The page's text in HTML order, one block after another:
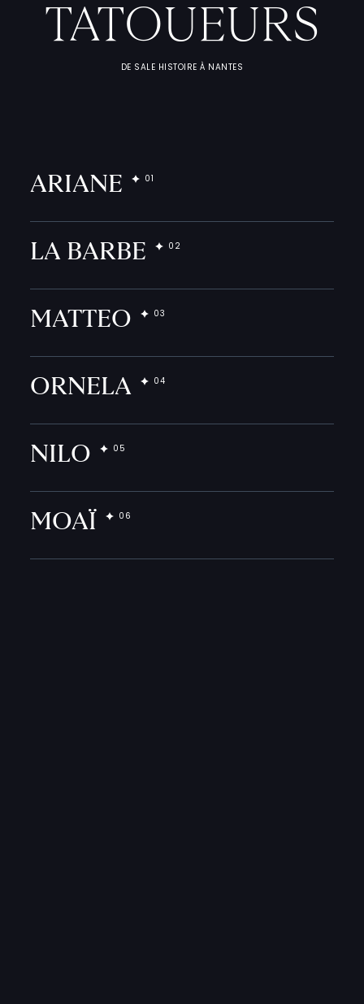
TATOUEURS
DE SALE HISTOIRE À NANTES
ARIANE
LA BARBE
MATTEO
ORNELA
NILO
MOAÏ